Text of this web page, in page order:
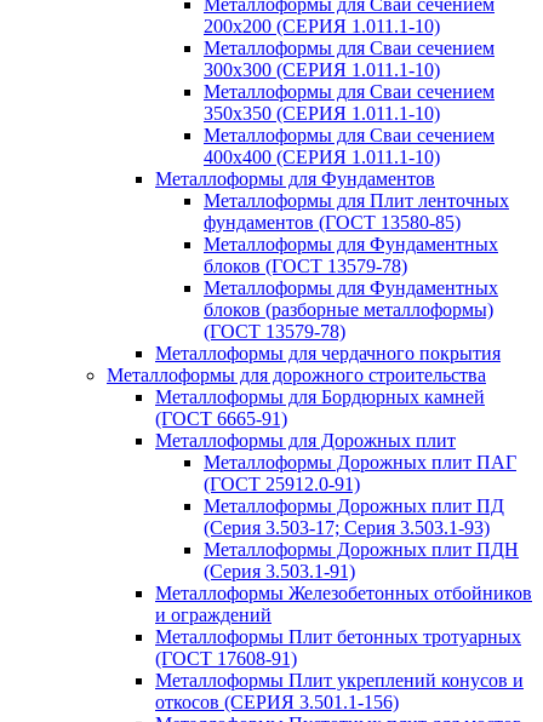
Металлоформы для Сваи сечением
200х200 (СЕРИЯ 1.011.1-10)
Металлоформы для Сваи сечением
300х300 (СЕРИЯ 1.011.1-10)
Металлоформы для Сваи сечением
350х350 (СЕРИЯ 1.011.1-10)
Металлоформы для Сваи сечением
400х400 (СЕРИЯ 1.011.1-10)
Металлоформы для Фундаментов
Металлоформы для Плит ленточных
фундаментов (ГОСТ 13580-85)
Металлоформы для Фундаментных
блоков (ГОСТ 13579-78)
Металлоформы для Фундаментных
блоков (разборные металлоформы)
(ГОСТ 13579-78)
Металлоформы для чердачного покрытия
Металлоформы для дорожного строительства
Металлоформы для Бордюрных камней
(ГОСТ 6665-91)
Металлоформы для Дорожных плит
Металлоформы Дорожных плит ПАГ
(ГОСТ 25912.0-91)
Металлоформы Дорожных плит ПД
(Серия 3.503-17; Серия 3.503.1-93)
Металлоформы Дорожных плит ПДН
(Серия 3.503.1-91)
Металлоформы Железобетонных отбойников
и ограждений
Металлоформы Плит бетонных тротуарных
(ГОСТ 17608-91)
Металлоформы Плит укреплений конусов и
откосов (СЕРИЯ 3.501.1-156)